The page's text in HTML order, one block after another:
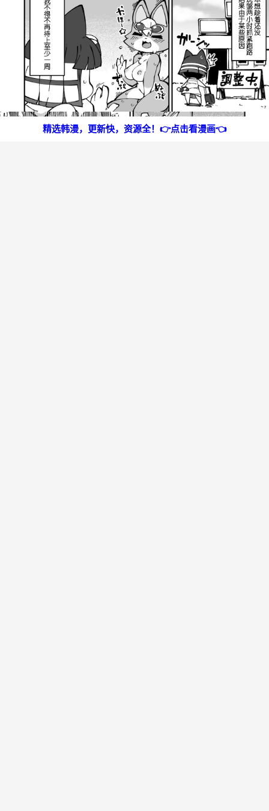
精选韩漫，更新快，资源全！👉点击看漫画👈